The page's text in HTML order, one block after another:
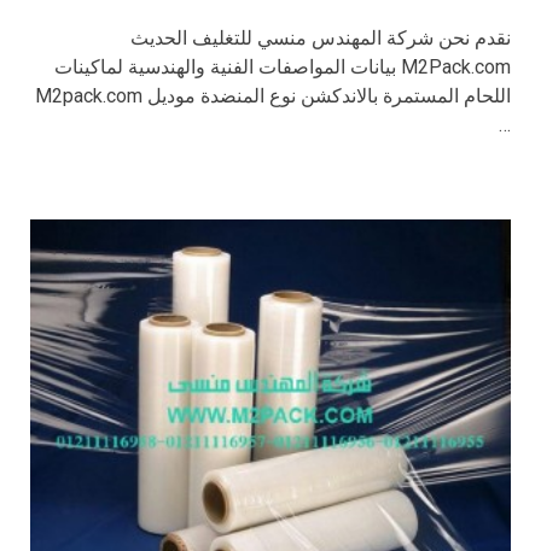
نقدم نحن شركة المهندس منسي للتغليف الحديث
M2Pack.com بيانات المواصفات الفنية والهندسية لماكينات
اللحام المستمرة بالاندكشن نوع المنضدة موديل M2pack.com
…